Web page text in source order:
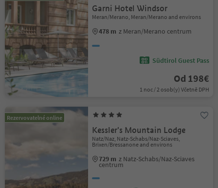
Garni Hotel Windsor
Meran/Merano, Meran/Merano and environs
478 m z Meran/Merano centrum
Südtirol Guest Pass
Od 198€
1 noc / 2 osob(y) Včetně DPH
Rezervovatelné online
Kessler's Mountain Lodge
Natz/Naz, Natz-Schabs/Naz-Sciaves,
Brixen/Bressanone and environs
729 m z Natz-Schabs/Naz-Sciaves
centrum